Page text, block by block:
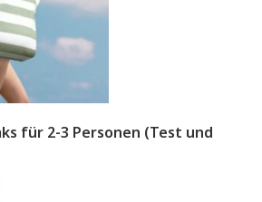
für 2-3 Personen (Test und